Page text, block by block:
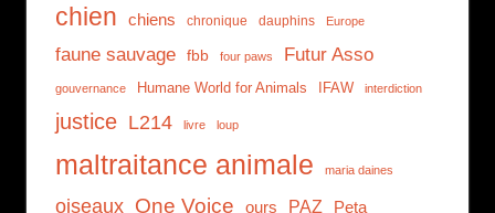
chien chiens chronique dauphins Europe
faune sauvage fbb four paws Futur Asso
gouvernance Humane World for Animals IFAW interdiction
justice L214 livre loup
maltraitance animale maria daines
oiseaux One Voice ours PAZ Peta